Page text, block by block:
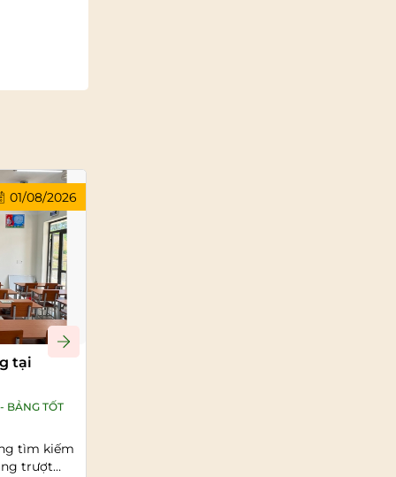
01/08/2026
tại
BẢNG TỐT
tìm kiếm
trượt